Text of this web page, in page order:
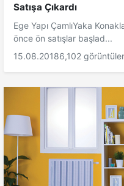
Satışa Çıkardı
Ege Yapı ÇamlıYaka
önce ön satışlar başlad...
15.08.20186,102